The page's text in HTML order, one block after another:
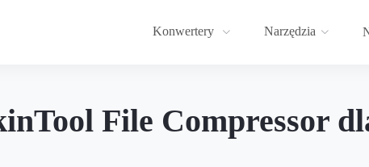
Konwertery Narzędzia
File Compressor